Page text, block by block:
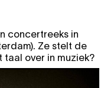
concertreeks in
Ze stelt de
over in muziek?